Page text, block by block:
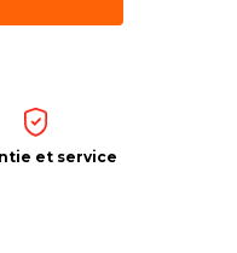
et service